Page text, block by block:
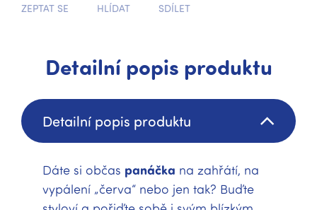
ZEPTAT SE HLÍDAT SDÍLET
Detailní popis produktu
Detailní popis produktu
Dáte si občas panáčka na zahřátí, na
vypálení „červa“ nebo jen tak? Buďte